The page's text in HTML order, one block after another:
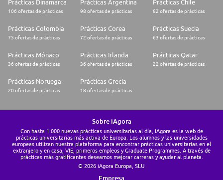
Prácticas Dinamarca
106 ofertas de prácticas
Prácticas Argentina
98 ofertas de prácticas
Prácticas Chile
82 ofertas de prácticas
Prácticas Colombia
75 ofertas de prácticas
Prácticas Corea
72 ofertas de prácticas
Prácticas Suecia
63 ofertas de prácticas
Prácticas Mónaco
36 ofertas de prácticas
Prácticas Irlanda
36 ofertas de prácticas
Prácticas Qatar
22 ofertas de prácticas
Prácticas Noruega
20 ofertas de prácticas
Prácticas Grecia
18 ofertas de prácticas
Sobre iAgora
Con hasta 1.000 nuevas prácticas universitarias al día, iAgora es la web de
prácticas universitarias más activa de Europa. Los alumnos y las universidades
europeas utilizan nuestra plataforma para encontrar prácticas universitarias en el
extranjero y en casa, VIE, primeros empleos y Graduate Programmes. A través de
prácticas más gratificantes deseamos mejorar carreras y ayudar al planeta.
© 2026 iAgora Europa, SLU
Empresa